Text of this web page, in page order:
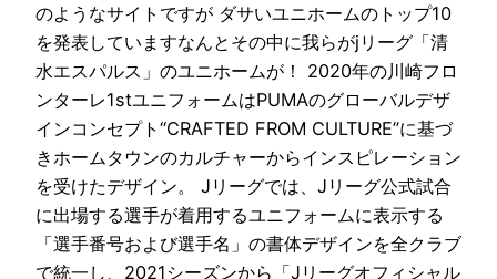
のようなサイトですが ダサいユニホームのトップ10
を発表していますなんとその中に我らがjリーグ「清
水エスパルス」のユニホームが！ 2020年の川崎フロ
ンターレ1stユニフォームはPUMAのグローバルデザ
インコンセプト“CRAFTED FROM CULTURE”に基づ
きホームタウンのカルチャーからインスピレーション
を受けたデザイン。 Jリーグでは、Jリーグ公式試合
に出場する選手が着用するユニフォームに表示する
「選手番号および選手名」の書体デザインを全クラブ
で統一し、2021シーズンから「Jリーグオフィシャル